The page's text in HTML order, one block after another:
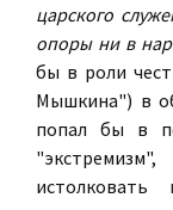
царского
опоры ни в
бы в роли
Мышкина") в
попал бы в